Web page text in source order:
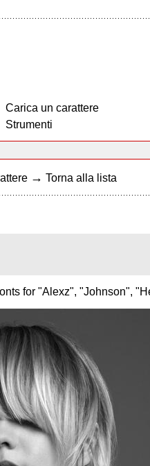
Carica un carattere
Strumenti
→ Torna alla lista
for "Alexz", "Johnson",